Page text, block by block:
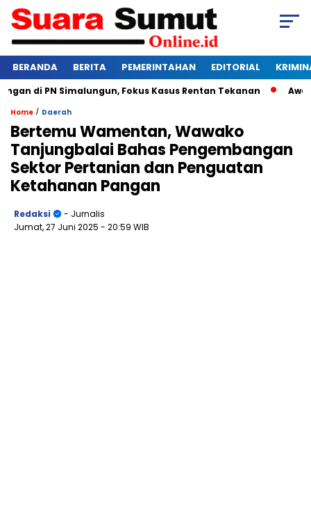
BERANDA BERITA PEMERINTAHAN EDITORIAL
PN Simalungun, Fokus Kasus Rentan Tekanan Awas
Home / Daerah
Bertemu Wamentan, Wawako
Tanjungbalai Bahas Pengembangan
Sektor Pertanian dan Penguatan
Ketahanan Pangan
Redaksi
- Jurnalis
Jumat, 27 Juni 2025 - 20:59 WIB